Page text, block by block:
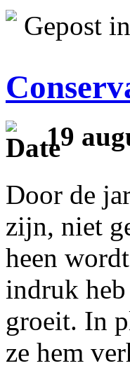
Delen
Gepost in
19
Door de
zijn, niet
heen
indruk heb
groeit. In
ze hem